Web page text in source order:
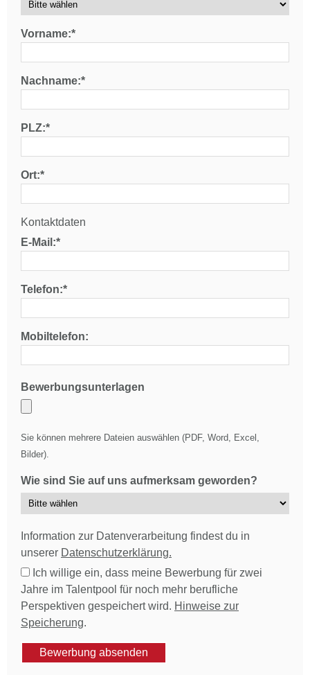
Vorname:*
Nachname:*
PLZ:*
Ort:*
Kontaktdaten
E-Mail:*
Telefon:*
Mobiltelefon:
Bewerbungsunterlagen
Sie können mehrere Dateien auswählen (PDF, Word, Excel,
Bilder).
Wie sind Sie auf uns aufmerksam geworden?
Information zur Datenverarbeitung findest du in
unserer Datenschutzerklärung.
Ich willige ein, dass meine Bewerbung für zwei
Jahre im Talentpool für noch mehr berufliche
Perspektiven gespeichert wird. Hinweise zur
Speicherung.
Bewerbung absenden